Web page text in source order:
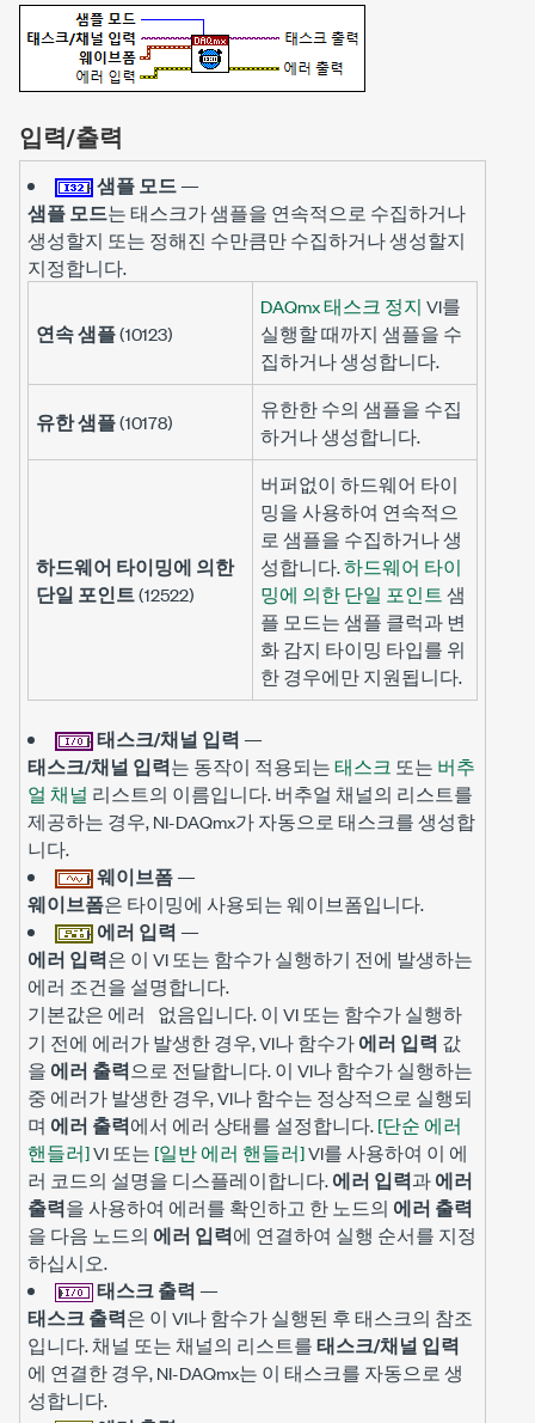
입력/출력
샘플 모드—
샘플 모드는 태스크가 샘플을 연속적으로 수집하거나
생성할지 또는 정해진 수만큼만 수집하거나 생성할지
지정합니다.
연속 샘플(10123)
DAQmx 태스크 정지 VI를
실행할 때까지 샘플을 수
집하거나 생성합니다.
유한 샘플(10178)
유한한 수의 샘플을 수집
하거나 생성합니다.
하드웨어 타이밍에 의한
단일 포인트(12522)
버퍼없이 하드웨어 타이
밍을 사용하여 연속적으
로 샘플을 수집하거나 생
성합니다.하드웨어 타이
밍에 의한 단일 포인트 샘
플 모드는 샘플 클럭과 변
화 감지 타이밍 타입를 위
한 경우에만 지원됩니다.
태스크/채널 입력 —
태스크/채널 입력는 동작이 적용되는태스크 또는 버추
얼 채널 리스트의 이름입니다. 버추얼 채널의 리스트를
제공하는 경우, NI-DAQmx가 자동으로 태스크를 생성합
니다.
웨이브폼—
웨이브폼은 타이밍에 사용되는 웨이브폼입니다.
에러 입력 —
에러 입력은 이 VI 또는 함수가 실행하기 전에 발생하는
에러 조건을 설명합니다.
기본값은 에러 없음입니다. 이 VI 또는 함수가 실행하
기 전에 에러가 발생한 경우, VI나 함수가에러 입력 값
을 에러 출력으로 전달합니다. 이 VI나 함수가 실행하는
중 에러가 발생한 경우, VI나 함수는 정상적으로 실행되
며 에러 출력에서 에러 상태를 설정합니다.[단순 에러
핸들러]VI 또는 [일반 에러 핸들러]VI를 사용하여 이 에
러 코드의 설명을 디스플레이합니다.에러 입력과에러
출력을 사용하여 에러를 확인하고 한 노드의 에러 출력
을 다음 노드의 에러 입력에 연결하여 실행 순서를 지정
하십시오.
태스크 출력 —
태스크 출력은 이 VI나 함수가 실행된 후 태스크의 참조
입니다. 채널 또는 채널의 리스트를태스크/채널 입력
에 연결한 경우, NI-DAQmx는 이 태스크를 자동으로 생
성합니다.